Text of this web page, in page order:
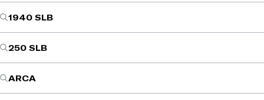
1940 SLB
250 SLB
ARCA